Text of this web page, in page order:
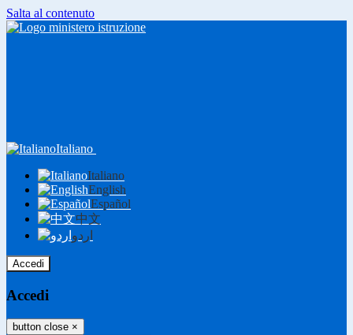
Salta al contenuto
Italiano
Italiano
English
Español
中文
اردو
Accedi
Accedi
button close ×